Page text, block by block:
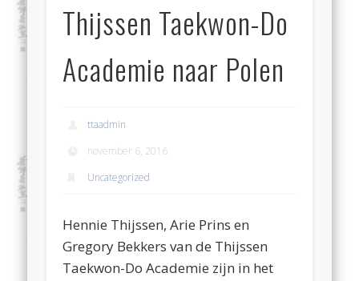
Thijssen Taekwon-Do
Academie naar Polen
ttaadmin
november 6, 2016
Uncategorized
Hennie Thijssen, Arie Prins en
Gregory Bekkers van de Thijssen
Taekwon-Do Academie zijn in het